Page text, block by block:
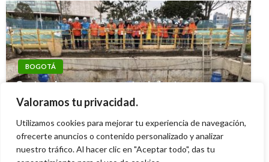
Valoramos tu privacidad.
Utilizamos cookies para mejorar tu experiencia de navegación,
ofrecerte anuncios o contenido personalizado y analizar
nuestro tráfico. Al hacer clic en "Aceptar todo", das tu
BOGOTÁ
Cortes de agua por mantenimiento y
mejoramiento de redes de este lunes 4 al
Ariel Cabrera domingo agosto 3, 2025